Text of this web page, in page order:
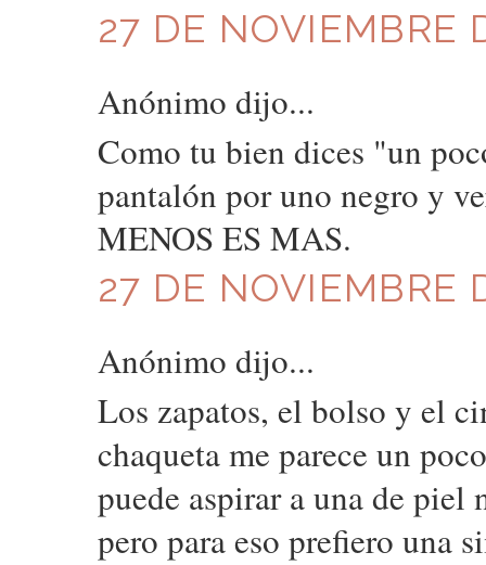
27 DE NOVIEMBRE
Anónimo dijo...
Como tu bien dices "un
pantalón por uno negro y
MENOS ES MAS.
27 DE NOVIEMBRE
Anónimo dijo...
Los zapatos, el bolso y el
chaqueta me parece un
puede aspirar a una de
pero para eso prefiero una